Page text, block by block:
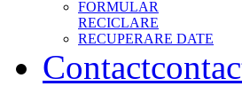
FORMULAR
RECICLARE
RECUPERARE DATE
Contact